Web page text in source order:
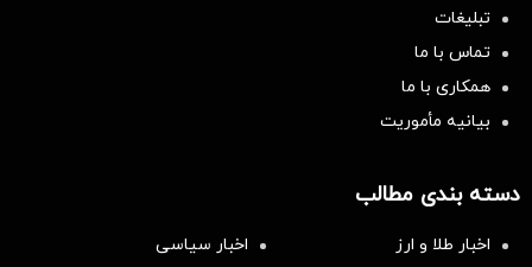
تبلیغات
تماس با ما
همکاری با ما
بیانیه مأموریت
دسته بندی مطالب
اخبار طلا و ارز
اخبار سیاسی